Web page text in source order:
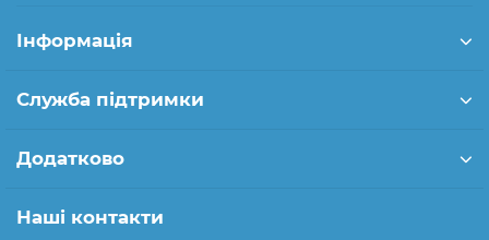
Інформація
Служба підтримки
Додатково
Наші контакти